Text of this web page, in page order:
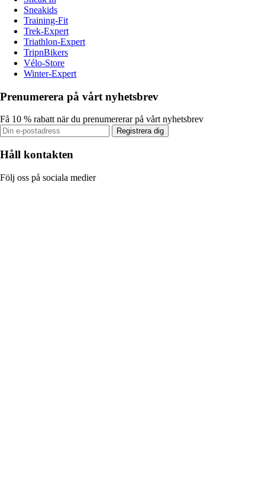
Sneakids
Training-Fit
Trek-Expert
Triathlon-Expert
TripnBikers
Vélo-Store
Winter-Expert
Prenumerera på vårt nyhetsbrev
Få 10 % rabatt när du prenumererar på vårt nyhetsbrev
Registrera dig
Håll kontakten
Följ oss på sociala medier